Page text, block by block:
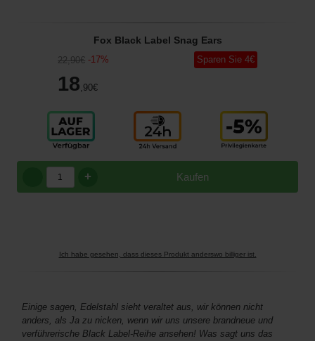
Fox Black Label Snag Ears
22,90€ -17%
18 ,90€
Sparen Sie 4€
Kaufen
+
Ich habe gesehen, dass dieses Produkt anderswo billiger ist.
Einige sagen, Edelstahl sieht veraltet aus, wir können nicht
anders, als Ja zu nicken, wenn wir uns unsere brandneue und
verführerische Black Label-Reihe ansehen! Was sagt uns das